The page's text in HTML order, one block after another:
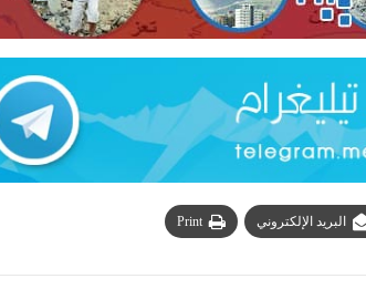
البريد الإلكتروني Print